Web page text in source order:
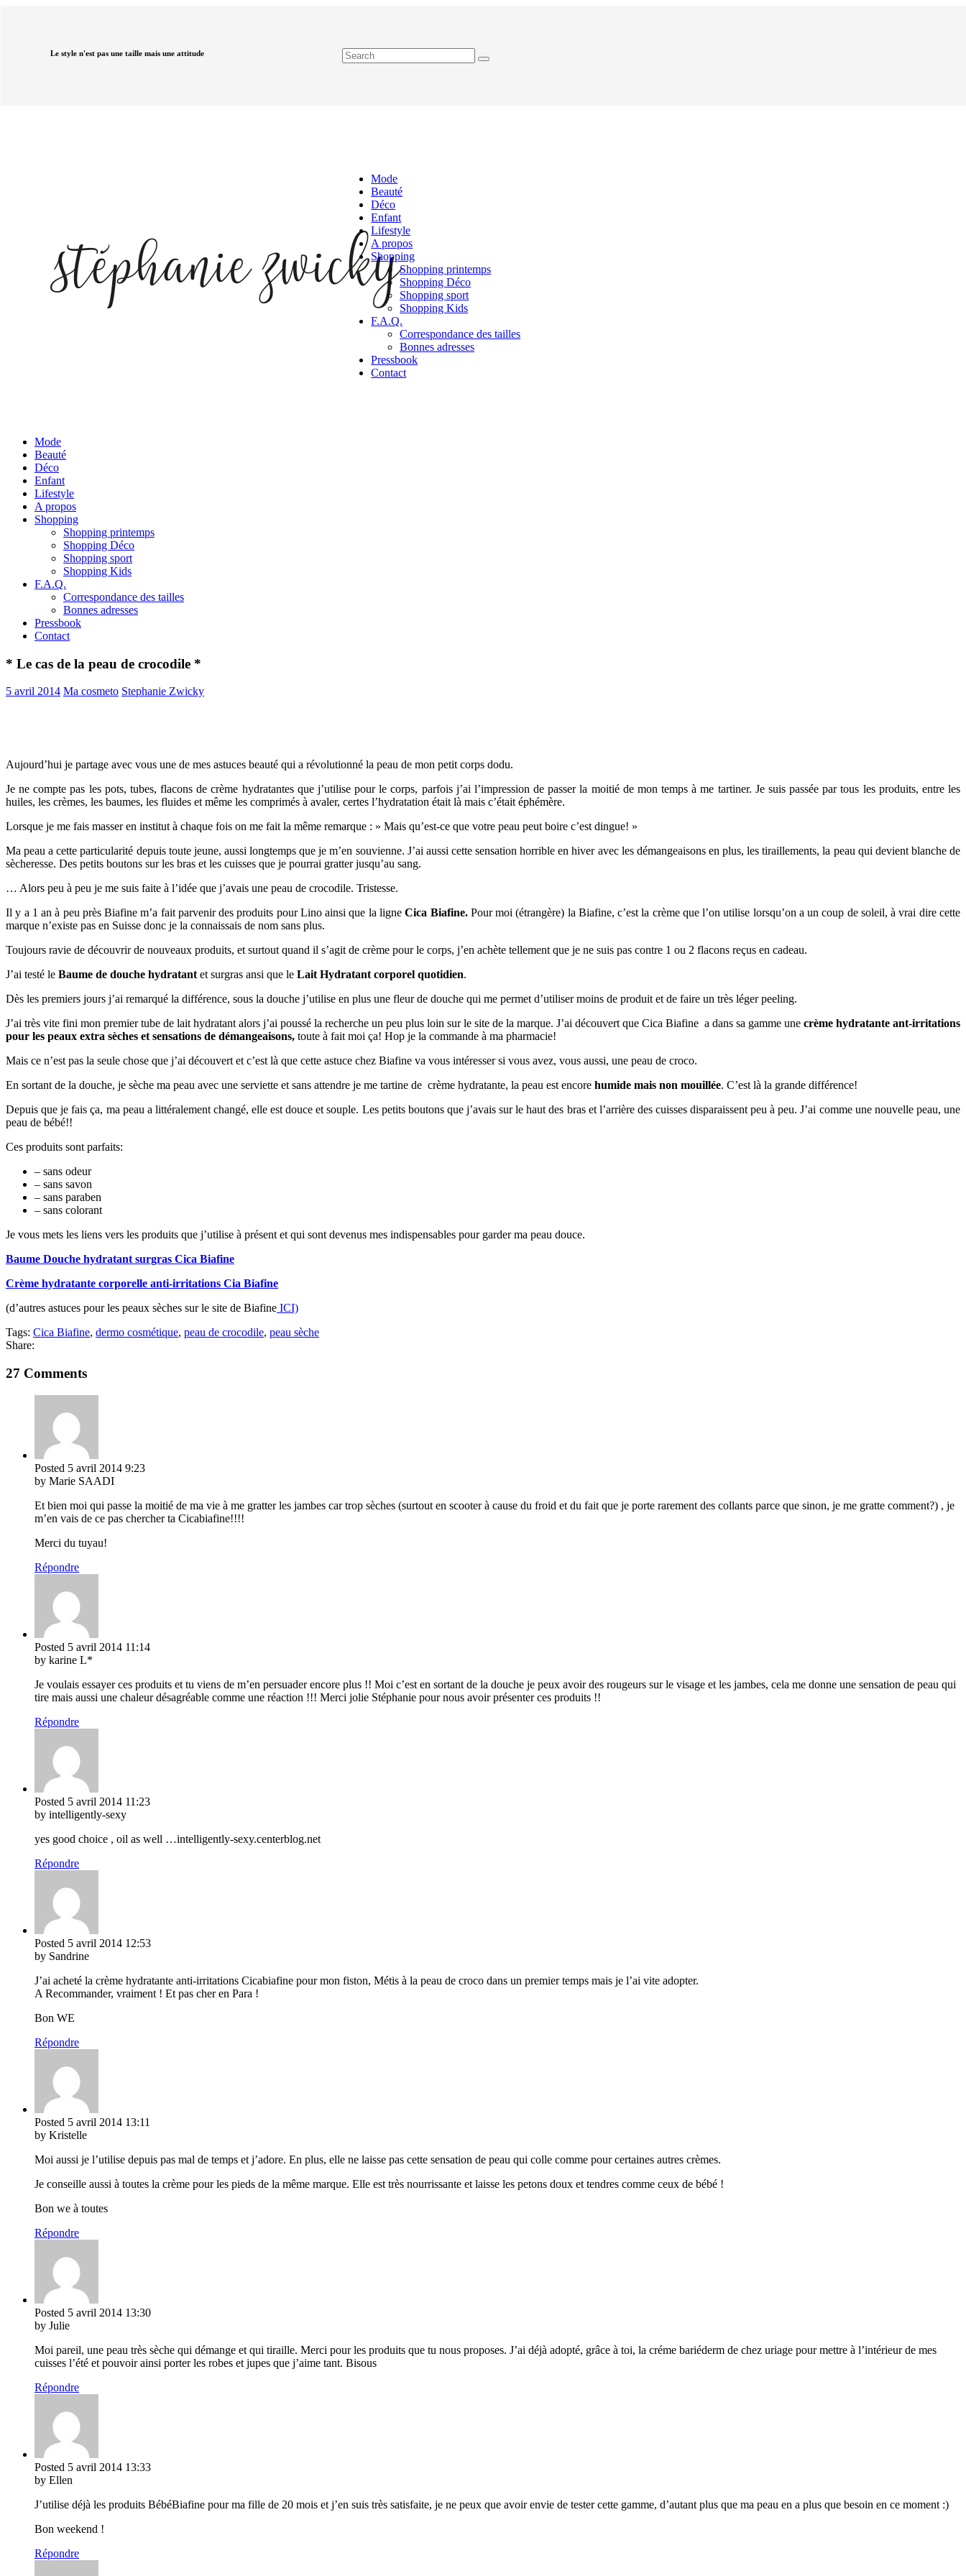
Le style n'est pas une taille mais une attitude
Mode
Beauté
Déco
Enfant
Lifestyle
A propos
Shopping
Shopping printemps
Shopping Déco
Shopping sport
Shopping Kids
F.A.Q.
Correspondance des tailles
Bonnes adresses
Pressbook
Contact
Mode
Beauté
Déco
Enfant
Lifestyle
A propos
Shopping
Shopping printemps
Shopping Déco
Shopping sport
Shopping Kids
F.A.Q.
Correspondance des tailles
Bonnes adresses
Pressbook
Contact
* Le cas de la peau de crocodile *
5 avril 2014 Ma cosmeto Stephanie Zwicky
Aujourd’hui je partage avec vous une de mes astuces beauté qui a révolutionné la peau de mon petit corps dodu.
Je ne compte pas les pots, tubes, flacons de crème hydratantes que j’utilise pour le corps, parfois j’ai l’impression de passer la moitié de mon temps à me tartiner. Je suis passée par tous les produits, entre les
huiles, les crèmes, les baumes, les fluides et même les comprimés à avaler, certes l’hydratation était là mais c’était éphémère.
Lorsque je me fais masser en institut à chaque fois on me fait la même remarque : » Mais qu’est-ce que votre peau peut boire c’est dingue! »
Ma peau a cette particularité depuis toute jeune, aussi longtemps que je m’en souvienne. J’ai aussi cette sensation horrible en hiver avec les démangeaisons en plus, les tiraillements, la peau qui devient blanche de
sècheresse. Des petits boutons sur les bras et les cuisses que je pourrai gratter jusqu’au sang.
… Alors peu à peu je me suis faite à l’idée que j’avais une peau de crocodile. Tristesse.
Il y a 1 an à peu près Biafine m’a fait parvenir des produits pour Lino ainsi que la ligneCica Biafine.Pour moi (étrangère) la Biafine, c’est la crème que l’on utilise lorsqu’on a un coup de soleil, à vrai dire cette
marque n’existe pas en Suisse donc je la connaissais de nom sans plus.
Toujours ravie de découvrir de nouveaux produits, et surtout quand il s’agit de crème pour le corps, j’en achète tellement que je ne suis pas contre 1 ou 2 flacons reçus en cadeau.
J’ai testé le Baume de douche hydratant et surgras ansi que le Lait Hydratant corporel quotidien.
Dès les premiers jours j’ai remarqué la différence, sous la douche j’utilise en plus une fleur de douche qui me permet d’utiliser moins de produit et de faire un très léger peeling.
J’ai très vite fini mon premier tube de lait hydratant alors j’ai poussé la recherche un peu plus loin sur le site de la marque. J’ai découvert que Cica Biafine a dans sa gamme une crème hydratante ant-irritations
pour les peaux extra sèches et sensations de démangeaisons, toute à fait moi ça! Hop je la commande à ma pharmacie!
Mais ce n’est pas la seule chose que j’ai découvert et c’est là que cette astuce chez Biafine va vous intéresser si vous avez, vous aussi, une peau de croco.
En sortant de la douche, je sèche ma peau avec une serviette et sans attendre je me tartine de crème hydratante, la peau est encore humide mais non mouillée. C’est là la grande différence!
Depuis que je fais ça, ma peau a littéralement changé, elle est douce et souple. Les petits boutons que j’avais sur le haut des bras et l’arrière des cuisses disparaissent peu à peu. J’ai comme une nouvelle peau, une
peau de bébé!!
Ces produits sont parfaits:
– sans odeur
– sans savon
– sans paraben
– sans colorant
Je vous mets les liens vers les produits que j’utilise à présent et qui sont devenus mes indispensables pour garder ma peau douce.
Baume Douche hydratant surgras Cica Biafine
Crème hydratante corporelle anti-irritations Cia Biafine
(d’autres astuces pour les peaux sèches sur le site de Biafine ICI)
Tags: Cica Biafine, dermo cosmétique, peau de crocodile, peau sèche
Share:
27 Comments
Posted 5 avril 2014 9:23
by Marie SAADI
Et bien moi qui passe la moitié de ma vie à me gratter les jambes car trop sèches (surtout en scooter à cause du froid et du fait que je porte rarement des collants parce que sinon, je me gratte comment?) , je
m’en vais de ce pas chercher ta Cicabiafine!!!!
Merci du tuyau!
Répondre
Posted 5 avril 2014 11:14
by karine L*
Je voulais essayer ces produits et tu viens de m’en persuader encore plus !! Moi c’est en sortant de la douche je peux avoir des rougeurs sur le visage et les jambes, cela me donne une sensation de peau qui
tire mais aussi une chaleur désagréable comme une réaction !!! Merci jolie Stéphanie pour nous avoir présenter ces produits !!
Répondre
Posted 5 avril 2014 11:23
by intelligently-sexy
yes good choice , oil as well …intelligently-sexy.centerblog.net
Répondre
Posted 5 avril 2014 12:53
by Sandrine
J’ai acheté la crème hydratante anti-irritations Cicabiafine pour mon fiston, Métis à la peau de croco dans un premier temps mais je l’ai vite adopter.
A Recommander, vraiment ! Et pas cher en Para !
Bon WE
Répondre
Posted 5 avril 2014 13:11
by Kristelle
Moi aussi je l’utilise depuis pas mal de temps et j’adore. En plus, elle ne laisse pas cette sensation de peau qui colle comme pour certaines autres crèmes.
Je conseille aussi à toutes la crème pour les pieds de la même marque. Elle est très nourrissante et laisse les petons doux et tendres comme ceux de bébé !
Bon we à toutes
Répondre
Posted 5 avril 2014 13:30
by Julie
Moi pareil, une peau très sèche qui démange et qui tiraille. Merci pour les produits que tu nous proposes. J’ai déjà adopté, grâce à toi, la créme bariéderm de chez uriage pour mettre à l’intérieur de mes
cuisses l’été et pouvoir ainsi porter les robes et jupes que j’aime tant. Bisous
Répondre
Posted 5 avril 2014 13:33
by Ellen
J’utilise déjà les produits BébéBiafine pour ma fille de 20 mois et j’en suis très satisfaite, je ne peux que avoir envie de tester cette gamme, d’autant plus que ma peau en a plus que besoin en ce moment :)
Bon weekend !
Répondre